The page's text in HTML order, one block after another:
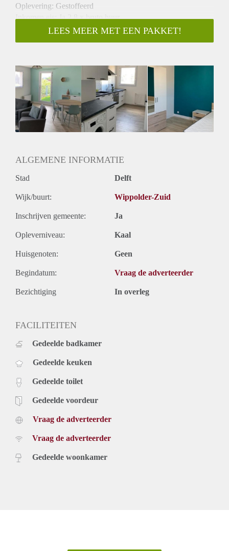
Oplevering: Gestoffeerd
Inkomen eis: Ja 2,8 x bruto huur
Garantiestelling mogelijk: Ja
Borg: 1 maand
Gedeelde keuken: Nee
Gedeelde Douche: Nee
Gedeelde woonkamer: Nee
Huisgenoten: Nee
Geslacht huisgenoten: N.v.t.
LEES MEER MET EEN PAKKET!
ALGEMENE INFORMATIE
Stad Delft
Wijk/buurt: Wippolder-Zuid
Inschrijven gemeente: Ja
Opleverniveau: Kaal
Huisgenoten: Geen
Begindatum: Vraag de adverteerder
Bezichtiging In overleg
FACILITEITEN
Gedeelde badkamer
Gedeelde keuken
Gedeelde toilet
Gedeelde voordeur
Vraag de adverteerder
Vraag de adverteerder
Gedeelde woonkamer